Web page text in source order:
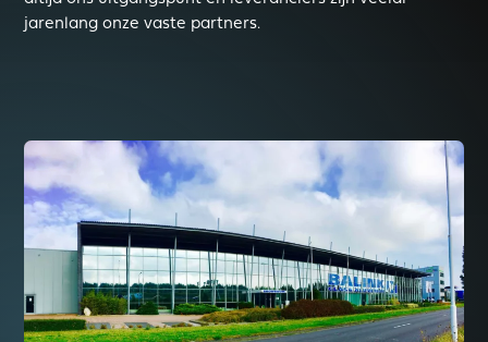
jarenlang onze vaste partners.